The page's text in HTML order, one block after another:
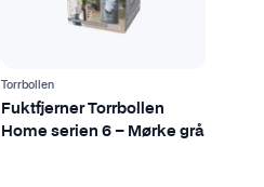
Torrbollen
Fuktfjerner Torrbollen
Home serien 6 – Mørke grå